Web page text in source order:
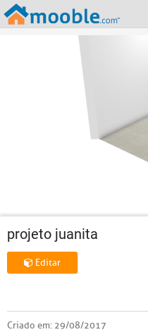
projeto juanita
Editar
Criado em: 29/08/2017